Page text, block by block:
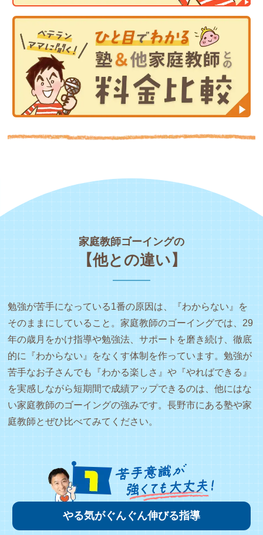
家庭教師ゴーイングの
【他との違い】
勉強が苦手になっている1番の原因は、『わからない』を
そのままにしていること。家庭教師のゴーイングでは、29
年の歳月をかけ指導や勉強法、サポートを磨き続け、徹底
的に『わからない』をなくす体制を作っています。勉強が
苦手なお子さんでも『わかる楽しさ』や『やればできる』
を実感しながら短期間で成績アップできるのは、他にはな
い家庭教師のゴーイングの強みです。長野市にある塾や家
庭教師とぜひ比べてみてください。
やる気がぐんぐん伸びる指導